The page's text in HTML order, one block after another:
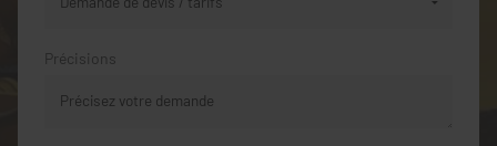
Précisions